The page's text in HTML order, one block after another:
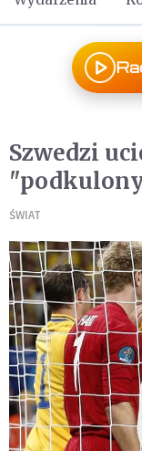
Szwedzi
ŚWIAT